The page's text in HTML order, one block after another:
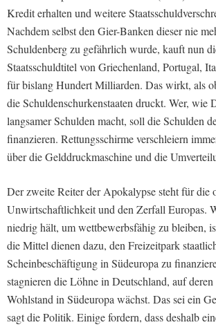
Kredit erhalten und weitere
Nachdem selbst den Gier-Banken dieser nie
Schuldenberg zu gefährlich wurde, kauft nun
Staatsschuldtitel von Griechenland, Portugal,
für bislang Hundert Milliarden. Das wirkt, als
die Schuldenschurkenstaaten druckt. Wer, wie
langsamer Schulden macht, soll die Schulden
finanzieren. Rettungsschirme verschleiern
über die Gelddruckmaschine und die
Der zweite Reiter der Apokalypse steht für die
Unwirtschaftlichkeit und den Zerfall Europas.
niedrig hält, um wettbewerbsfähig zu bleiben,
die Mittel dienen dazu, den Freizeitpark
Scheinbeschäftigung in Südeuropa zu
stagnieren die Löhne in Deutschland, auf
Wohlstand in Südeuropa wächst. Das sei ein
sagt die Politik. Einige fordern, dass deshalb